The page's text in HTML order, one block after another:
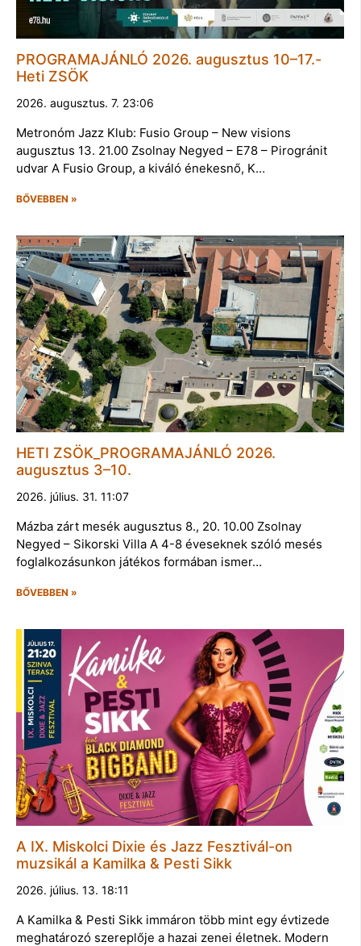
PROGRAMAJÁNLÓ 2026. augusztus 10–17.-
Heti ZSÖK
2026. augusztus. 7. 23:06
Metronóm Jazz Klub: Fusio Group – New visions
augusztus 13. 21.00 Zsolnay Negyed – E78 – Pirogránit
udvar A Fusio Group, a kiváló énekesnő, K…
BŐVEBBEN »
HETI ZSÖK_PROGRAMAJÁNLÓ 2026.
augusztus 3–10.
2026. július. 31. 11:07
Mázba zárt mesék augusztus 8., 20. 10.00 Zsolnay
Negyed – Sikorski Villa A 4-8 éveseknek szóló mesés
foglalkozásunkon játékos formában ismer…
BŐVEBBEN »
A IX. Miskolci Dixie és Jazz Fesztivál-on
muzsikál a Kamilka & Pesti Sikk
2026. július. 13. 18:11
A Kamilka & Pesti Sikk immáron több mint egy évtizede
meghatározó szereplője a hazai zenei életnek. Modern